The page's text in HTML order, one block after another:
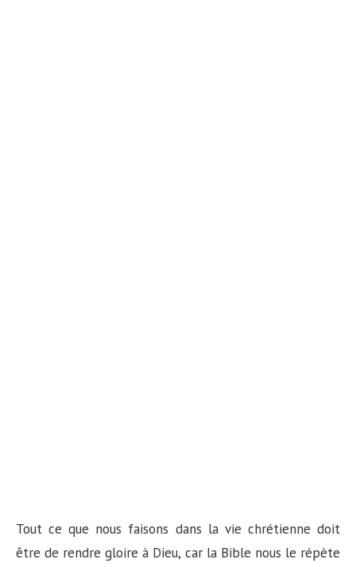
Tout ce que nous faisons dans la vie chrétienne doit
être de rendre gloire à Dieu, car la Bible nous le répète